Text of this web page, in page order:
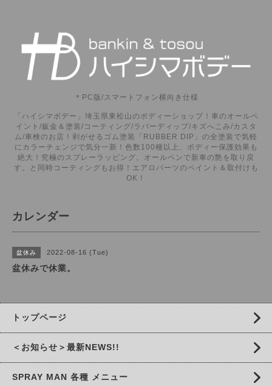
＊PC版/スマートフォン横向き仕様
「ハイシマボデー」埼玉県東松山のボディーショップ！車のオールペ
イント/鈑金＆塗装/コーティング/ラバーディップ/キズへこみ/カスタ
ム/車検のお店！剥がせるゴム塗装「RUBBER DIP」の全塗装で気軽
にカラーチェンジで気分一新！色数100種以上、ボディー保護効果も
絶大！究極のスプレーラッピング。オールペンで新車の艶を取り戻
す。と同時コーティングもお得！エアロパーツのペイント＆取付けも
OK！
カレンダー
盆休み 2022-08-16 (Tue)
盆休みで休業。
トップページ
＜お知らせ＞最新NEWS!!
SPRAY MAN 各種 メニュー